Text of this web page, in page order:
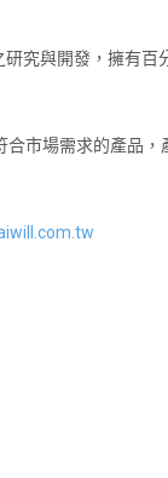
究與開發，擁有百
市場需求的產品